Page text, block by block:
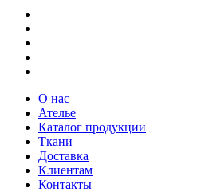
О нас
Ателье
Каталог продукции
Ткани
Доставка
Клиентам
Контакты